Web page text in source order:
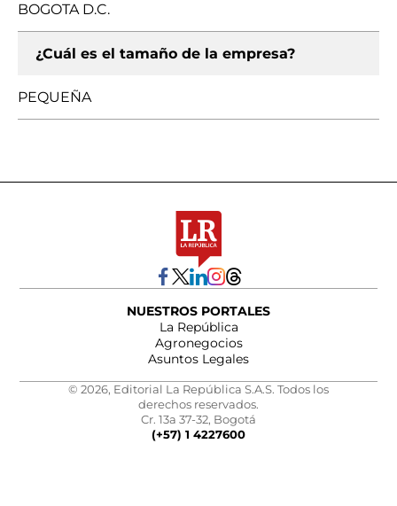
BOGOTA D.C.
¿Cuál es el tamaño de la empresa?
PEQUEÑA
NUESTROS PORTALES
La República
Agronegocios
Asuntos Legales
© 2026, Editorial La República S.A.S. Todos los
derechos reservados.
Cr. 13a 37-32, Bogotá
(+57) 1 4227600